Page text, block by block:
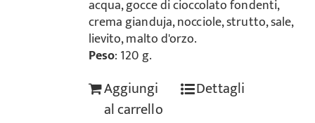
acqua, gocce di cioccolato fondenti,
crema gianduja, nocciole, strutto, sale,
lievito, malto d'orzo.
Peso: 120 g.
Aggiungi
al carrello
Dettagli